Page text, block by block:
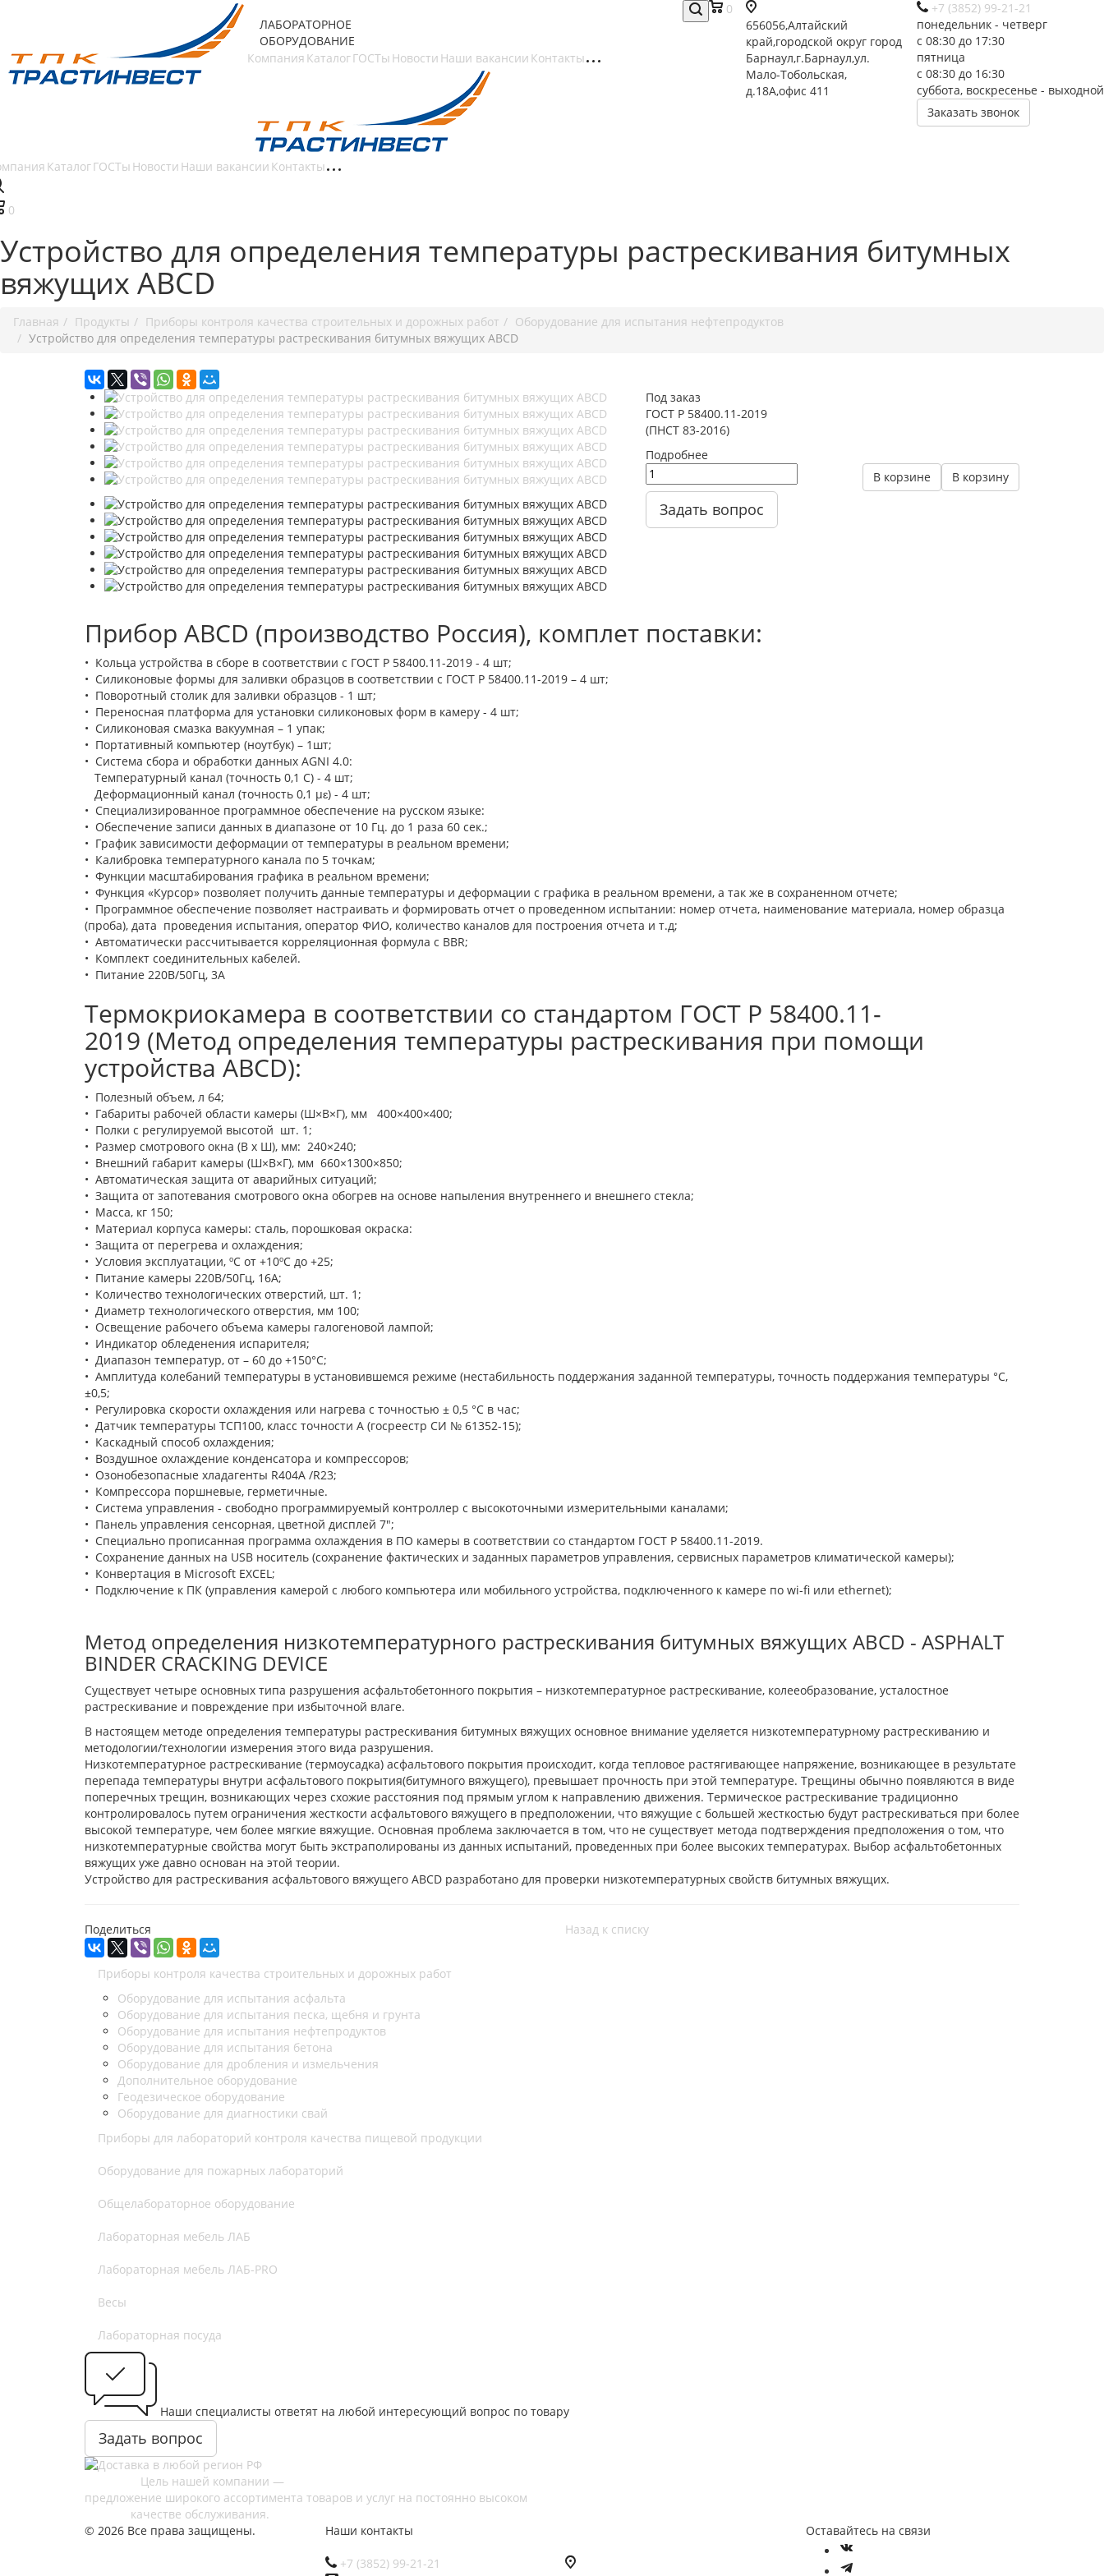
ЛАБОРАТОРНОЕ
ОБОРУДОВАНИЕ
+7 (3852) 99-21-21
понедельник - четверг
с 08:30 до 17:30
пятница
с 08:30 до 16:30
суббота, воскресенье - выходной
Заказать звонок
656056,Алтайский
край,городской округ город
Барнаул,г.Барнаул,ул.
Мало-Тобольская,
д.18А,офис 411
0
Компания КаталогГОСТы Новости Наши вакансии Контакты
КаталогГОСТы Новости Наши вакансии Контакты
0
Устройство для определения температуры растрескивания битумных
вяжущих ABCD
Главная Продукты Приборы контроля качества строительных и дорожных работ
Оборудование для испытания нефтепродуктов
Устройство для определения температуры растрескивания битумных вяжущих ABCD
Под заказ
ГОСТ Р 58400.11-2019
(ПНСТ 83-2016)
Подробнее
В корзину
В корзине
Задать вопрос
Прибор ABCD (производство Россия), комплет поставки:
• Кольца устройства в сборе в соответствии с ГОСТ Р 58400.11-2019 - 4 шт;
• Силиконовые формы для заливки образцов в соответствии с ГОСТ Р 58400.11-2019 – 4 шт;
• Поворотный столик для заливки образцов - 1 шт;
• Переносная платформа для установки силиконовых форм в камеру - 4 шт;
• Силиконовая смазка вакуумная – 1 упак;
• Портативный компьютер (ноутбук) – 1шт;
• Система сбора и обработки данных AGNI 4.0:
Температурный канал (точность 0,1 С) - 4 шт;
Деформационный канал (точность 0,1 µɛ) - 4 шт;
• Специализированное программное обеспечение на русском языке:
• Обеспечение записи данных в диапазоне от 10 Гц. до 1 раза 60 сек.;
• График зависимости деформации от температуры в реальном времени;
• Калибровка температурного канала по 5 точкам;
• Функции масштабирования графика в реальном времени;
• Функция «Курсор» позволяет получить данные температуры и деформации с графика в реальном времени, а так же в сохраненном отчете;
• Программное обеспечение позволяет настраивать и формировать отчет о проведенном испытании: номер отчета, наименование материала, номер образца
(проба), дата проведения испытания, оператор ФИО, количество каналов для построения отчета и т.д;
• Автоматически рассчитывается корреляционная формула с BBR;
• Комплект соединительных кабелей.
• Питание 220В/50Гц, 3А
Термокриокамера в соответствии со стандартом ГОСТ Р 58400.11-
2019 (Метод определения температуры растрескивания при помощи
устройства ABCD):
• Полезный объем, л 64;
• Габариты рабочей области камеры (Ш×В×Г), мм 400×400×400;
• Полки с регулируемой высотой шт. 1;
• Размер смотрового окна (В x Ш), мм: 240×240;
• Внешний габарит камеры (Ш×В×Г), мм 660×1300×850;
• Автоматическая защита от аварийных ситуаций;
• Защита от запотевания смотрового окна обогрев на основе напыления внутреннего и внешнего стекла;
• Масса, кг 150;
• Материал корпуса камеры: сталь, порошковая окраска:
• Защита от перегрева и охлаждения;
• Условия эксплуатации, ºС от +10ºС до +25;
• Питание камеры 220В/50Гц, 16А;
• Количество технологических отверстий, шт. 1;
• Диаметр технологического отверстия, мм 100;
• Освещение рабочего объема камеры галогеновой лампой;
• Индикатор обледенения испарителя;
• Диапазон температур, от – 60 до +150°С;
• Амплитуда колебаний температуры в установившемся режиме (нестабильность поддержания заданной температуры, точность поддержания температуры °С,
±0,5;
• Регулировка скорости охлаждения или нагрева с точностью ± 0,5 °C в час;
• Датчик температуры ТСП100, класс точности А (госреестр СИ № 61352-15);
• Каскадный способ охлаждения;
• Воздушное охлаждение конденсатора и компрессоров;
• Озонобезопасные хладагенты R404A /R23;
• Компрессора поршневые, герметичные.
• Система управления - свободно программируемый контроллер с высокоточными измерительными каналами;
• Панель управления сенсорная, цветной дисплей 7";
• Специально прописанная программа охлаждения в ПО камеры в соответствии со стандартом ГОСТ Р 58400.11-2019.
• Сохранение данных на USB носитель (сохранение фактических и заданных параметров управления, сервисных параметров климатической камеры);
• Конвертация в Microsoft EXCEL;
• Подключение к ПК (управления камерой с любого компьютера или мобильного устройства, подключенного к камере по wi-fi или ethernet);
Метод определения низкотемпературного растрескивания битумных вяжущих ABCD - ASPHALT
BINDER CRACKING DEVICE
Существует четыре основных типа разрушения асфальтобетонного покрытия – низкотемпературное растрескивание, колееобразование, усталостное
растрескивание и повреждение при избыточной влаге.
В настоящем методе определения температуры растрескивания битумных вяжущих основное внимание уделяется низкотемпературному растрескиванию и
методологии/технологии измерения этого вида разрушения.
Низкотемпературное растрескивание (термоусадка) асфальтового покрытия происходит, когда тепловое растягивающее напряжение, возникающее в результате
перепада температуры внутри асфальтового покрытия(битумного вяжущего), превышает прочность при этой температуре. Трещины обычно появляются в виде
поперечных трещин, возникающих через схожие расстояния под прямым углом к направлению движения. Термическое растрескивание традиционно
контролировалось путем ограничения жесткости асфальтового вяжущего в предположении, что вяжущие с большей жесткостью будут растрескиваться при более
высокой температуре, чем более мягкие вяжущие. Основная проблема заключается в том, что не существует метода подтверждения предположения о том, что
низкотемпературные свойства могут быть экстраполированы из данных испытаний, проведенных при более высоких температурах. Выбор асфальтобетонных
вяжущих уже давно основан на этой теории.
Устройство для растрескивания асфальтового вяжущего ABCD разработано для проверки низкотемпературных свойств битумных вяжущих.
Поделиться Назад к списку
Приборы контроля качества строительных и дорожных работ
Оборудование для испытания асфальта
Оборудование для испытания песка, щебня и грунта
Оборудование для испытания нефтепродуктов
Оборудование для испытания бетона
Оборудование для дробления и измельчения
Дополнительное оборудование
Геодезическое оборудование
Оборудование для диагностики свай
Приборы для лабораторий контроля качества пищевой продукции
Оборудование для пожарных лабораторий
Общелабораторное оборудование
Лабораторная мебель ЛАБ
Лабораторная мебель ЛАБ-PRO
Весы
Лабораторная посуда
Наши специалисты ответят на любой интересующий вопрос по товару
Задать вопрос
Цель нашей компании —
предложение широкого ассортимента товаров и услуг на постоянно высоком
качестве обслуживания.
© 2026 Все права защищены.
Наши контакты
+7 (3852) 99-21-21
Оставайтесь на связи